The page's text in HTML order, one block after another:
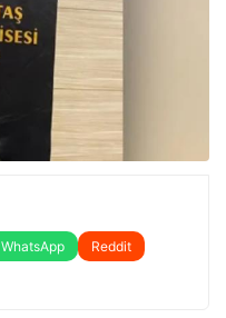
WhatsApp
Reddit